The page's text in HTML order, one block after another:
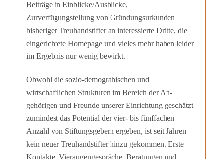
Beiträge in Einblicke/Ausblicke,
Zurverfügungstellung von Gründungsurkunden
bisheriger Treuhandstifter an interessierte Dritte, die
eingerichtete Homepage und vieles mehr haben leider
im Ergebnis nur wenig bewirkt.
Obwohl die sozio-demograhischen und
wirtschaftlichen Strukturen im Bereich der An­
gehörigen und Freunde unserer Einrichtung geschätzt
zumindest das Potential der vier- bis fünffachen
Anzahl von Stiftungsgebern ergeben, ist seit Jahren
kein neuer Treu­handstifter hinzu gekommen. Erste
Kontakte, Vieraugengespräche, Beratungen und